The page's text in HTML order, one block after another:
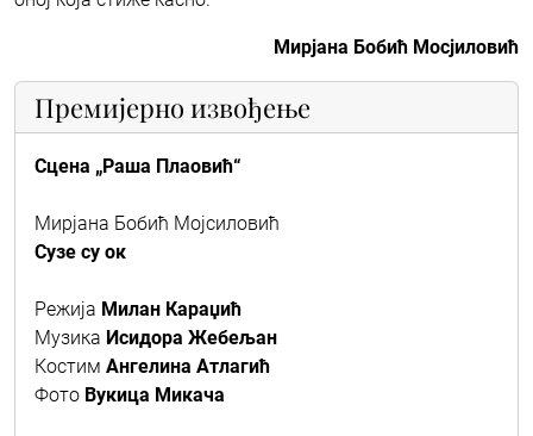
Мирјана Бобић Мосјиловић
Премијерно извођење
Сцена „Раша Плаовић“
Мирјана Бобић Мојсиловић
Сузе су ок
Режија Милан Караџић
Музика Исидора Жебељан
Костим Ангелина Атлагић
Фото Вукица Микача